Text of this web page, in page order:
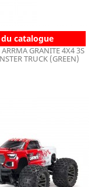
catalogue
GRANITE 4X4 3S
TRUCK (GREEN)